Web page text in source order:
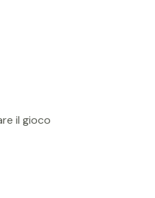
il gioco